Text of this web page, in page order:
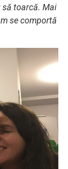
să toarcă. Mai
se comportă